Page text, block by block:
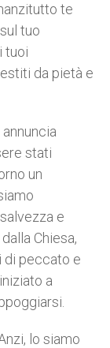
te
tuo
tuoi
da pietà e
stati
un
e
Chiesa,
di peccato e
a
lo siamo